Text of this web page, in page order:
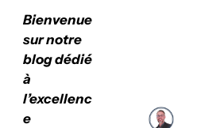
Bienvenue
sur notre
blog dédié
à
l’excellenc
e